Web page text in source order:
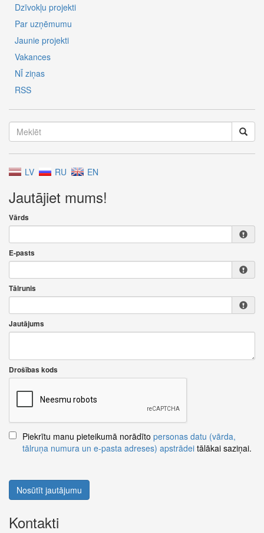
Dzīvokļu projekti
Par uzņēmumu
Jaunie projekti
Vakances
NĪ ziņas
RSS
LV RU EN
Jautājiet mums!
Vārds
E-pasts
Tālrunis
Jautājums
Drošības kods
Piekrītu manu pieteikumā norādīto personas datu (vārda,
tālruņa numura un e-pasta adreses) apstrādei tālākai saziņai.
Nosūtīt jautājumu
Kontakti